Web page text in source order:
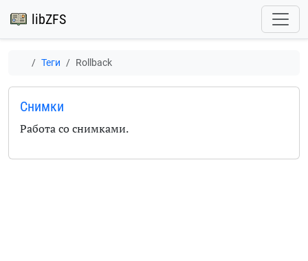
libZFS
Теги Rollback
Снимки
Работа со снимками.